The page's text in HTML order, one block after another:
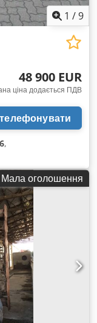
1 /9
48 900 EUR
ціна додається ПДВ
,
Мала оголошення